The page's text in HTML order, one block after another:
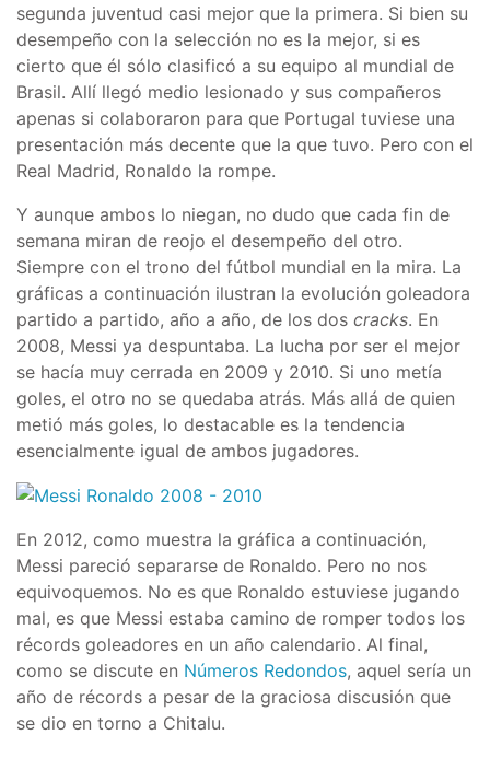
segunda juventud casi mejor que la primera. Si bien su
desempeño con la selección no es la mejor, si es
cierto que él sólo clasificó a su equipo al mundial de
Brasil. Allí llegó medio lesionado y sus compañeros
apenas si colaboraron para que Portugal tuviese una
presentación más decente que la que tuvo. Pero con el
Real Madrid, Ronaldo la rompe.
Y aunque ambos lo niegan, no dudo que cada fin de
semana miran de reojo el desempeño del otro.
Siempre con el trono del fútbol mundial en la mira. La
gráficas a continuación ilustran la evolución goleadora
partido a partido, año a año, de los dos cracks. En
2008, Messi ya despuntaba. La lucha por ser el mejor
se hacía muy cerrada en 2009 y 2010. Si uno metía
goles, el otro no se quedaba atrás. Más allá de quien
metió más goles, lo destacable es la tendencia
esencialmente igual de ambos jugadores.
En 2012, como muestra la gráfica a continuación,
Messi pareció separarse de Ronaldo. Pero no nos
equivoquemos. No es que Ronaldo estuviese jugando
mal, es que Messi estaba camino de romper todos los
récords goleadores en un año calendario. Al final,
como se discute en Números Redondos, aquel sería un
año de récords a pesar de la graciosa discusión que
se dio en torno a Chitalu.